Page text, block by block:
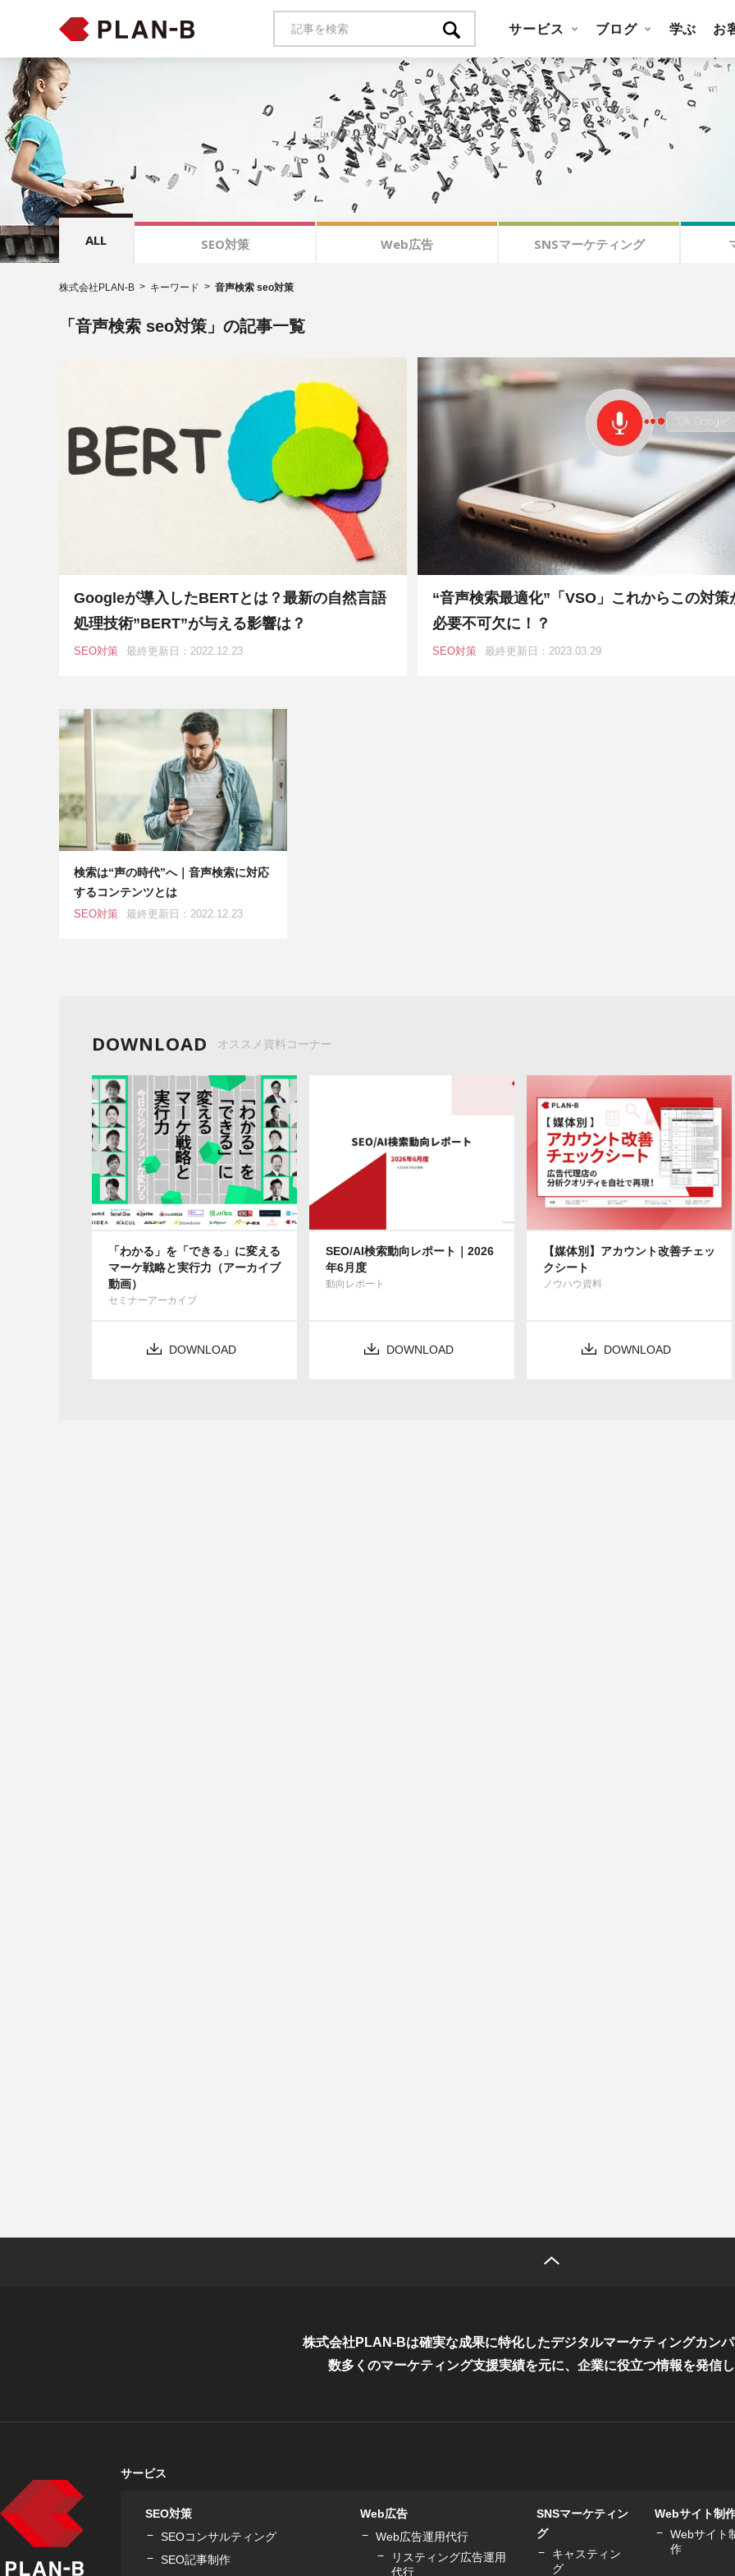
サービス ブログ 学ぶ お
ALL SEO対策 Web広告 SNSマーケティング
株式会社PLAN-B キーワード 音声検索 seo対策
「音声検索 seo対策」の記事一覧
Googleが導入したBERTとは？最新の自然言語
処理技術”BERT”が与える影響は？
SEO対策 最終更新日：2022.12.23
“音声検索最適化”「VSO」これからこの対策
必要不可欠に！？
SEO対策 最終更新日：2023.03.29
検索は“声の時代”へ｜音声検索に対応
するコンテンツとは
SEO対策 最終更新日：2022.12.23
DOWNLOAD オススメ資料コーナー
「わかる」を「できる」に変える
マーケ戦略と実行力（アーカイブ
動画）
セミナーアーカイブ
DOWNLOAD
SEO/AI検索動向レポート｜2026
年6月度
動向レポート
DOWNLOAD
【媒体別】アカウント改善チェッ
クシート
ノウハウ資料
DOWNLOAD
株式会社PLAN-Bは確実な成果に特化したデジタルマーケティングカン
数多くのマーケティング支援実績を元に、 企業に役立つ情報を発信
サービス
SEO対策
SEOコンサルティング
SEO記事制作
Web広告
Web広告運用代行
リスティング広告運用
代行
SNSマーケティン
グ
キャスティン
グ
Webサイト制
Webサイト
作